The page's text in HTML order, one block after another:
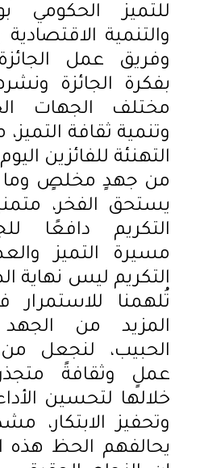
للتميز الحكومي
والتنمية الاقتصادية
وفريق عمل
بفكرة الجائزة
مختلف الجهات
وتنمية ثقافة
التهنئة للفائزين
من جهدٍ مخلصٍ وما
يستحق الفخر،
التكريم دافعًا
مسيرة التميز
التكريم ليس نهاية
تُلهمنا للاستمرار
المزيد من
الحبيب، لنجعل
عملٍ وثقافةً
خلالها لتحسين
وتحفيز الابتكار،
يحالفهم الحظ هذه